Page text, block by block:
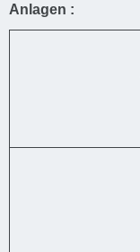
Anlagen :